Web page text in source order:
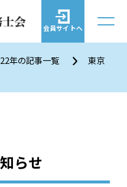
会員サイトへ
年の記事一覧
東京
らせ